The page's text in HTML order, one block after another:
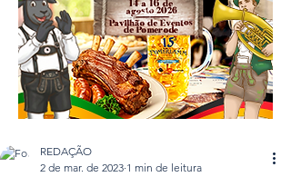
REDAÇÃO
2 de mar. de 2023 1 min de leitura